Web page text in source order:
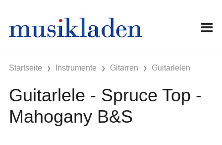
Startseite Instrumente Gitarren Guitarlelen
Guitarlele - Spruce Top -
Mahogany B&S